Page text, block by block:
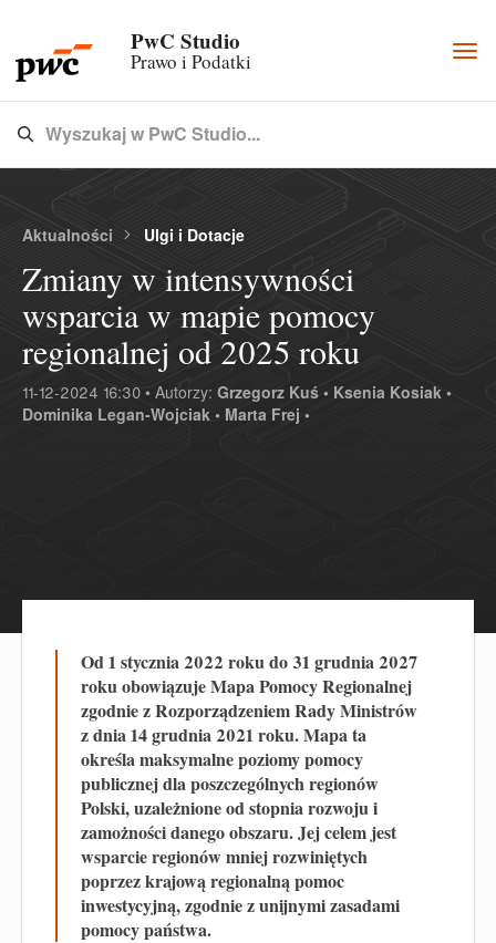
PwC Studio
Prawo i Podatki
Type 3 or more characters for results.
Wyszukaj w PwC Studio...
Aktualności Ulgi i Dotacje
Zmiany w intensywności
wsparcia w mapie pomocy
regionalnej od 2025 roku
11-12-2024 16:30 • Autorzy: Grzegorz Kuś • Ksenia Kosiak •
Dominika Legan-Wojciak • Marta Frej •
Od 1 stycznia 2022 roku do 31 grudnia 2027
roku obowiązuje Mapa Pomocy Regionalnej
zgodnie z Rozporządzeniem Rady Ministrów
z dnia 14 grudnia 2021 roku. Mapa ta
określa maksymalne poziomy pomocy
publicznej dla poszczególnych regionów
Polski, uzależnione od stopnia rozwoju i
zamożności danego obszaru. Jej celem jest
wsparcie regionów mniej rozwiniętych
poprzez krajową regionalną pomoc
inwestycyjną, zgodnie z unijnymi zasadami
pomocy państwa.